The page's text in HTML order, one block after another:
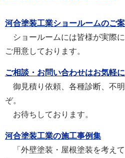
河合塗装工業ショールームのご
ショールームには皆様が実際
ご用意しております。
ご相談・お問い合わせはお気軽に
御見積り依頼、各種診断、不
ぞ。
お待ちしております。
河合塗装工業の施工事例集
「外壁塗装・屋根塗装を考え